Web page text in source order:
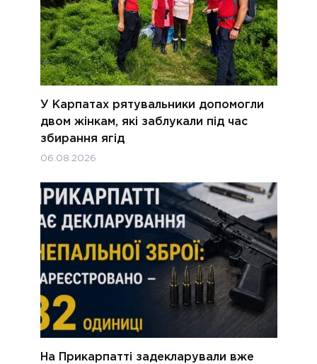
У Карпатах рятувальники допомогли
двом жінкам, які заблукали під час
збирання ягід
06.08.2026
На Прикарпатті задекларували вже